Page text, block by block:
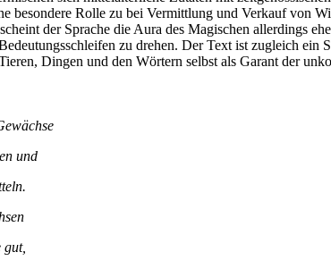
besondere Rolle zu bei Vermittlung und Verkauf von
der Sprache die Aura des Magischen allerdings
zu drehen. Der Text ist zugleich
Dingen und den Wörtern selbst als Garant der
und